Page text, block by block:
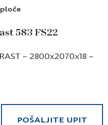
583 FS22
– 2800x2070x18 –
POŠALJITE UPIT